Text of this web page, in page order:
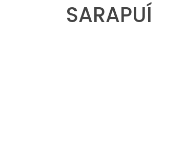
SARAPUÍ